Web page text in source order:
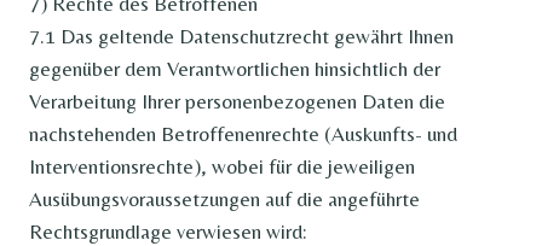
7.1 Das geltende Datenschutzrecht gewährt Ihnen
gegenüber dem Verantwortlichen hinsichtlich der
Verarbeitung Ihrer personenbezogenen Daten die
nachstehenden Betroffenenrechte (Auskunfts- und
Interventionsrechte), wobei für die jeweiligen
Ausübungsvoraussetzungen auf die angeführte
Rechtsgrundlage verwiesen wird: